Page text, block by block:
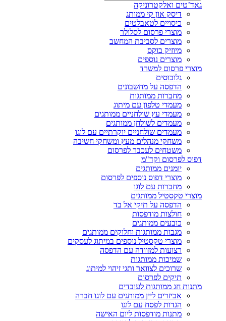
גאד’טים ואלקטרוניקה
דיסק און קי ממותג
כיסויים לטאבלטים
מוצרי פרסום לסלולר
מוצרים לסביבת המחשב
מיוזיק בוקס
מוצרים נוספים
מוצרי פרסום למשרד
גלובוסים
הדפסה על מחשבונים
מחברות ממותגות
מעמדי טלפון עם מיתוג
מעמדי עץ שולחניים ממותגים
מעמדים לשולחן ממותגים
מעמדים שולחניים יוקרתיים עם לוגו
משחקי מנהלים מעץ ומשחקי חשיבה
משטחים לעכבר לפרסום
דפוס לפרסום וקד"מ
יומנים ממותגים
מוצרי דפוס נוספים לפרסום
מחברות עם לוגו
מוצרי טקסטיל ממותגים
הדפסה על תיקי אל בד
חולצות מודפסות
כובעים ממותגים
מגבות ממותגות וחלוקים ממותגים
מוצרי טקסטיל נוספים במיתוג לעסקים
רצועות למזוודה עם הדפסה
שמיכות ממותגות
שרוכים לצוואר ותגי זיהוי למיתוג
תיקים לפרסום
מתנות חג ממותגות לעובדים
אביזרים ליין ממותגים עם לוגו חברה
הגדות לפסח עם לוגו
מתנות מודפסות ליום האישה